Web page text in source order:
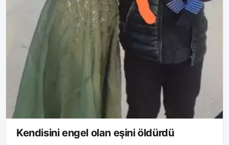
Kendisini engel olan eşini öldürdü